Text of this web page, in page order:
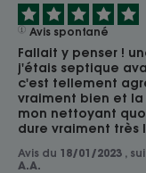
Avis spontané
Fallait y penser !
j'étais septique
c'est tellement
vraiment bien et
mon nettoyant
dure vraiment très
Avis du 18/01/2023 ,
A.A.